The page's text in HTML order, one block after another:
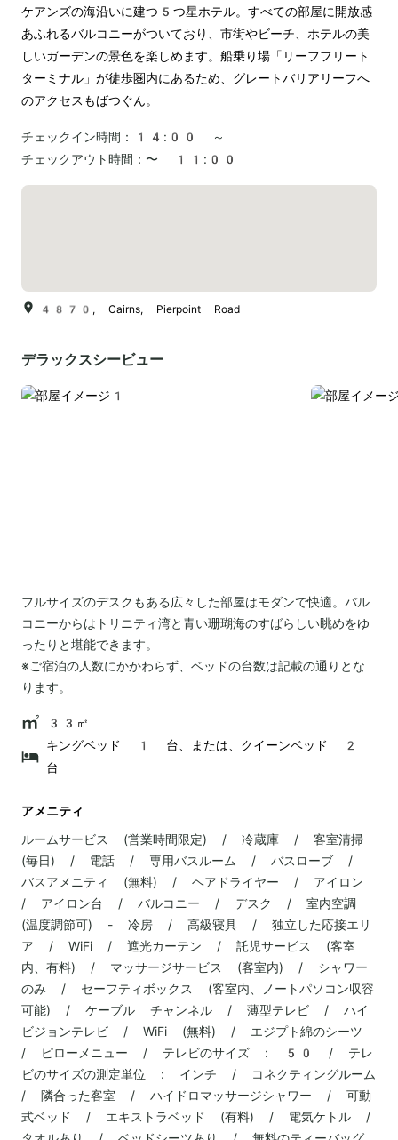
ケアンズの海沿いに建つ5つ星ホテル。すべての部屋に開放感
あふれるバルコニーがついており、市街やビーチ、ホテルの美
しいガーデンの景色を楽しめます。船乗り場「リーフフリート
ターミナル」が徒歩圏内にあるため、グレートバリアリーフへ
のアクセスもばつぐん。
チェックイン時間：
14:00 ～
チェックアウト時間： 〜 11:00
4870, Cairns, Pierpoint Road
デラックスシービュー
フルサイズのデスクもある広々した部屋はモダンで快適。バル
コニーからはトリニティ湾と青い珊瑚海のすばらしい眺めをゆ
ったりと堪能できます。
※ご宿泊の人数にかかわらず、ベッドの台数は記載の通りとな
ります。
33㎡
キングベッド 1 台、または、クイーンベッド 2
台
アメニティ
ルームサービス (営業時間限定) / 冷蔵庫 / 客室清掃
(毎日) / 電話 / 専用バスルーム / バスローブ /
バスアメニティ (無料) / ヘアドライヤー / アイロン
/ アイロン台 / バルコニー / デスク / 室内空調
(温度調節可) - 冷房 / 高級寝具 / 独立した応接エリ
ア / WiFi / 遮光カーテン / 託児サービス (客室
内、有料) / マッサージサービス (客室内) / シャワー
のみ / セーフティボックス (客室内、ノートパソコン収容
可能) / ケーブル チャンネル / 薄型テレビ / ハイ
ビジョンテレビ / WiFi (無料) / エジプト綿のシーツ
/ ピローメニュー / テレビのサイズ : 50 / テレ
ビのサイズの測定単位 : インチ / コネクティングルーム
/ 隣合った客室 / ハイドロマッサージシャワー / 可動
式ベッド / エキストラベッド (有料) / 電気ケトル /